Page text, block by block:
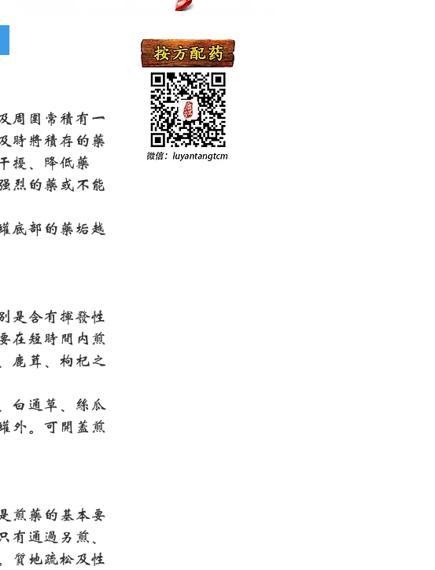
周围常积有一
时将积存的药
扰、降低药
烈的药或不能
底部的药垢越
是含有挥发性
在短时间内煎
鹿茸、枸杞之
白通草、丝瓜
外。可开盖煎
煎药的基本要
有通过另煎、
质地疏松及性